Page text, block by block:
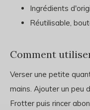
Ingrédients
Réutilisable,
Comment
Verser une petite
mains. Ajouter un peu
Frotter puis rincer